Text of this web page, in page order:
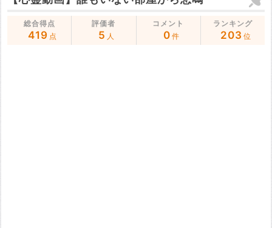
総合得点
419 点
評価者
5 人
コメント
0 件
ランキング
203 位